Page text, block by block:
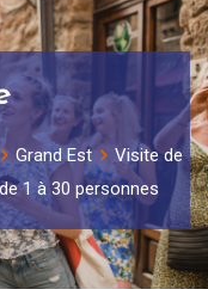
Grand Est
Visite de
1 à 30 personnes